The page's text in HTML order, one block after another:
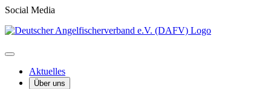
Social Media
Aktuelles
Über uns